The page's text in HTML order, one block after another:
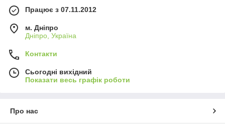
Працює з 07.11.2012
м. Дніпро
Дніпро, Україна
Контакти
Сьогодні вихідний
Показати весь графік роботи
Про нас